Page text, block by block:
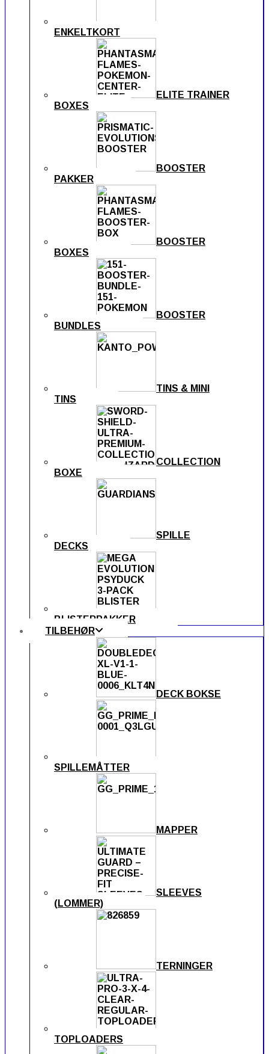
ENKELTKORT
ELITE TRAINER
BOXES
BOOSTER
PAKKER
BOOSTER
BOXES
BOOSTER
BUNDLES
TINS & MINI
TINS
COLLECTION
BOXE
SPILLE
DECKS
BLISTERPAKKER
TILBEHØR
DECK BOKSE
SPILLEMÅTTER
MAPPER
SLEEVES
(LOMMER)
TERNINGER
TOPLOADERS